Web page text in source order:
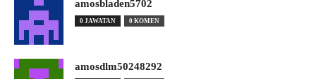
amosbladen5702
0 JAWATAN 0 KOMEN
amosdlm50248292